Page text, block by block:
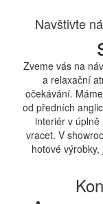
Navštivte
Zveme vás na
a relaxační
očekávání.
od předních
interiér v
vracet. V
hotové